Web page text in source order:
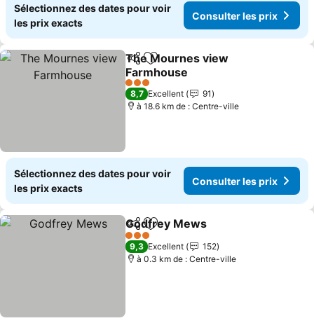
Sélectionnez des dates pour voir
les prix exacts
Consulter les prix
PartagerAjouter à mes favoris
The Mournes view
Farmhouse
3 Étoiles
8,7 Excellent
91
à 18.6 km de : Centre-ville
Sélectionnez des dates pour voir
les prix exacts
Consulter les prix
PartagerAjouter à mes favoris
Godfrey Mews
3 Étoiles
9,3 Excellent
152
à 0.3 km de : Centre-ville